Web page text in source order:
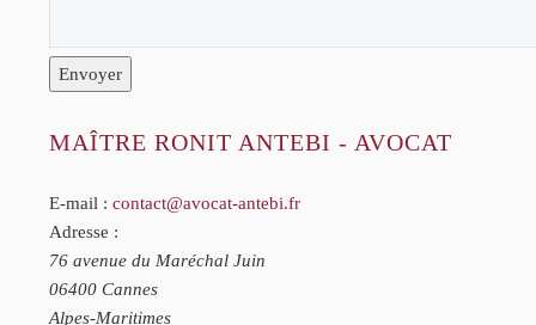
Envoyer
MAÎTRE RONIT ANTEBI - AVOCAT
E-mail : contact@avocat-antebi.fr
Adresse :
76 avenue du Maréchal Juin
06400 Cannes
Alpes-Maritimes